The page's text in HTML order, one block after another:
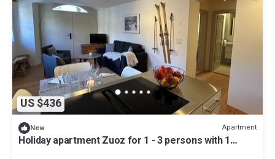
US $436
New Apartment
Holiday apartment Zuoz for 1 - 3 persons with 1